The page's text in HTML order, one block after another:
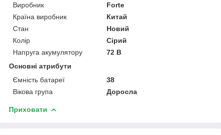
Виробник
Forte
Країна виробник
Китай
Стан
Новий
Колір
Сірий
Напруга акумулятору
72 В
Основні атрибути
Ємність батареї
38
Вікова група
Доросла
Приховати